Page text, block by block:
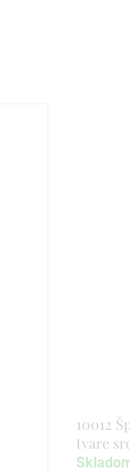
10012
tvare